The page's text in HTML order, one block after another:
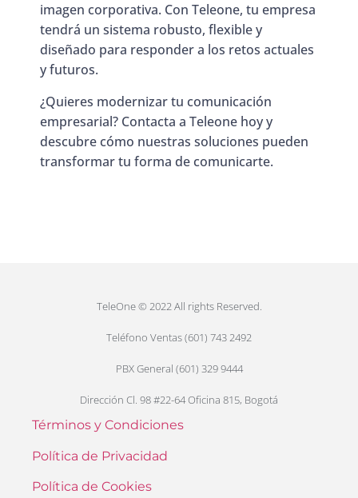
imagen corporativa. Con Teleone, tu empresa
tendrá un sistema robusto, flexible y
diseñado para responder a los retos actuales
y futuros.
¿Quieres modernizar tu comunicación
empresarial? Contacta a Teleone hoy y
descubre cómo nuestras soluciones pueden
transformar tu forma de comunicarte.
TeleOne © 2022 All rights Reserved.
Teléfono Ventas (601) 743 2492
PBX General (601) 329 9444
Dirección Cl. 98 #22-64 Oficina 815, Bogotá
Términos y Condiciones
Política de Privacidad
Política de Cookies